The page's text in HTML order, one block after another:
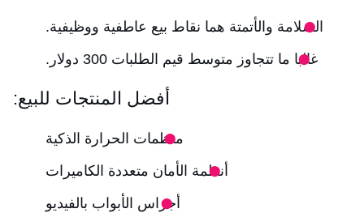
السلامة والأتمتة هما نقاط بيع عاطفية ووظيفية.
غالبا ما تتجاوز متوسط قيم الطلبات 300 دولار.
أفضل المنتجات للبيع:
منظمات الحرارة الذكية
أنظمة الأمان متعددة الكاميرات
أجراس الأبواب بالفيديو